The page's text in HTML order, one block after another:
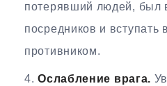
потерявший людей, был
посредников и вступать
противником.
Ослабление врага.